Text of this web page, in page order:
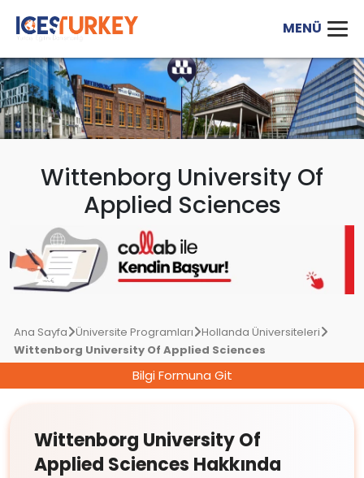
Wittenborg University Of
Applied Sciences
Ana Sayfa Üniversite Programları Hollanda Üniversiteleri
Wittenborg University Of Applied Sciences
Bilgi Formuna Git
Wittenborg University Of
Applied Sciences Hakkında